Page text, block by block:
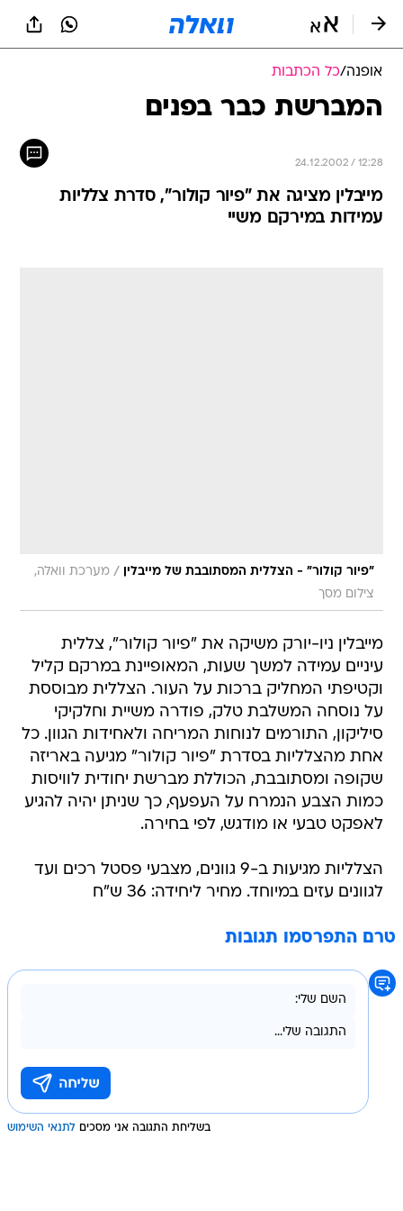
אופנה/כל הכתבות
המברשת כבר בפנים
24.12.2002 / 12:28
מייבלין מציגה את "פיור קולור", סדרת צלליות
עמידות במירקם משיי
"פיור קולור" - הצללית המסתובבת של מייבלין / מערכת וואלה,
צילום מסך
מייבלין ניו-יורק משיקה את "פיור קולור", צללית
עיניים עמידה למשך שעות, המאופיינת במרקם קליל
וקטיפתי המחליק ברכות על העור. הצללית מבוססת
על נוסחה המשלבת טלק, פודרה משיית וחלקיקי
סיליקון, התורמים לנוחות המריחה ולאחידות הגוון. כל
אחת מהצלליות בסדרת "פיור קולור" מגיעה באריזה
שקופה ומסתובבת, הכוללת מברשת יחודית לוויסות
כמות הצבע הנמרח על העפעף, כך שניתן יהיה להגיע
לאפקט טבעי או מודגש, לפי בחירה.
הצלליות מגיעות ב-9 גוונים, מצבעי פסטל רכים ועד
לגוונים עזים במיוחד. מחיר ליחידה: 36 ש"ח
טרם התפרסמו תגובות
בשליחת התגובה אני מסכים לתנאי השימוש